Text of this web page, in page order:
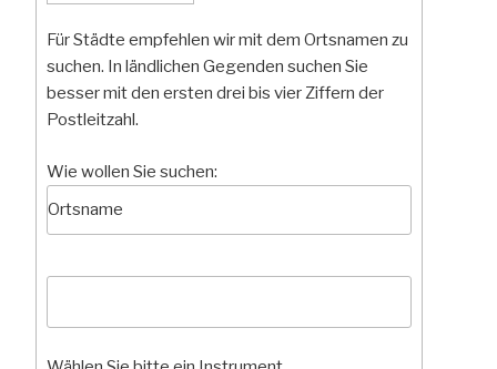
Für Städte empfehlen wir mit dem Ortsnamen zu
suchen. In ländlichen Gegenden suchen Sie
besser mit den ersten drei bis vier Ziffern der
Postleitzahl.
Wie wollen Sie suchen: